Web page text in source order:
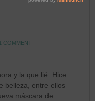
COMMENT
y la que lié. Hice
belleza, entre ellos
máscara de